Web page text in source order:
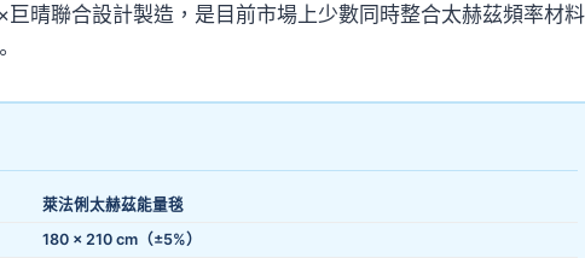
晴聯合設計製造，是目前市場上少數同時整合太赫茲頻率材
萊法俐太赫茲能量毯
180 × 210 cm（±5%）